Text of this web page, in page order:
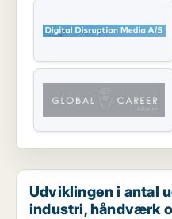
Udviklingen i antal
industri, håndværk